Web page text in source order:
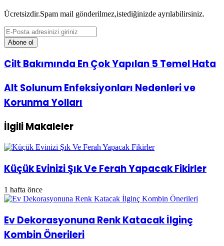
Ücretsizdir.Spam mail gönderilmez,istediğinizde ayrılabilirsiniz.
E-
Posta
adresinizi
giriniz
Cilt
Bakımında
Çok
5
Hata
Cilt Bakımında En Çok Yapılan 5 Temel Hata
Alt
Solunum
Enfeksiyonları
ve
Korunma
Alt Solunum Enfeksiyonları Nedenleri ve
Korunma Yolları
İlgili Makaleler
Küçük Evinizi Şık Ve Ferah Yapacak Fikirler
1 hafta önce
Ev Dekorasyonuna Renk Katacak İlginç
Kombin Önerileri